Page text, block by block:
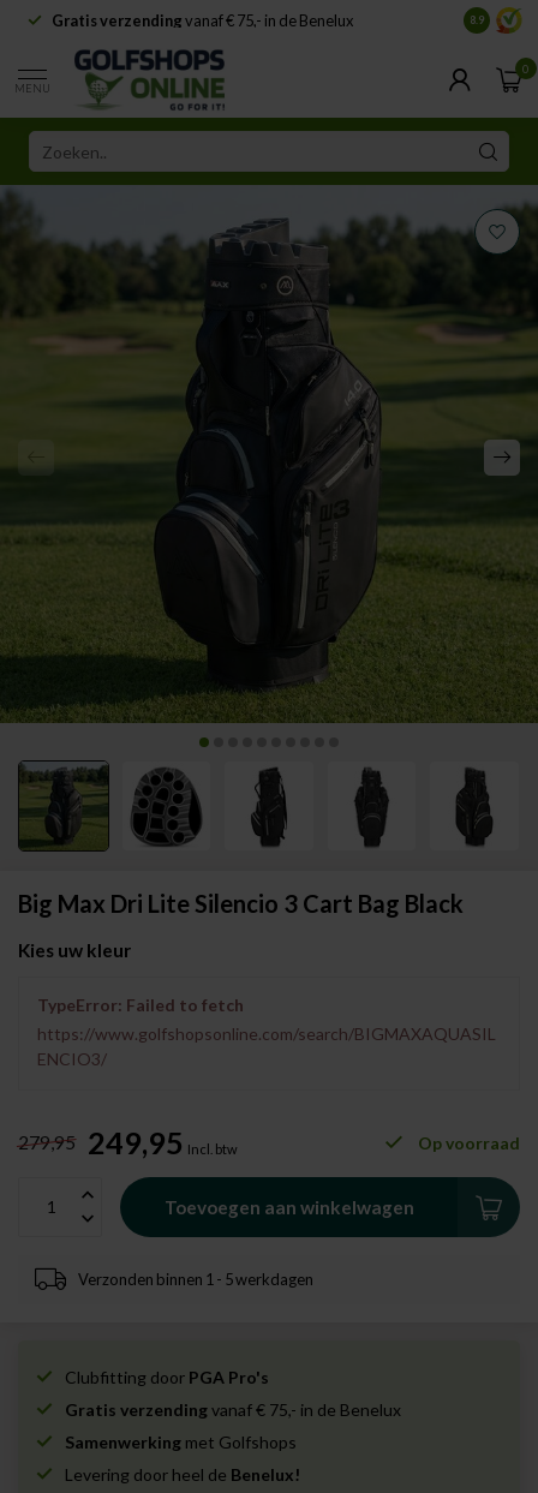
Gratis verzendingvanaf € 75,- in de Benelux 8.9
MENU
0
Big Max Dri Lite Silencio 3 Cart Bag Black
Kies uw kleur
TypeError: Failed to fetch
https://www.golfshopsonline.com/search/BIGMAXAQUASIL
ENCIO3/
279,95 249,95 Incl. btw Op voorraad
Toevoegen aan winkelwagen
Verzonden binnen 1 - 5 werkdagen
Clubfitting door PGA Pro's
Gratis verzendingvanaf € 75,- in de Benelux
Samenwerking met Golfshops
Levering door heel de Benelux!